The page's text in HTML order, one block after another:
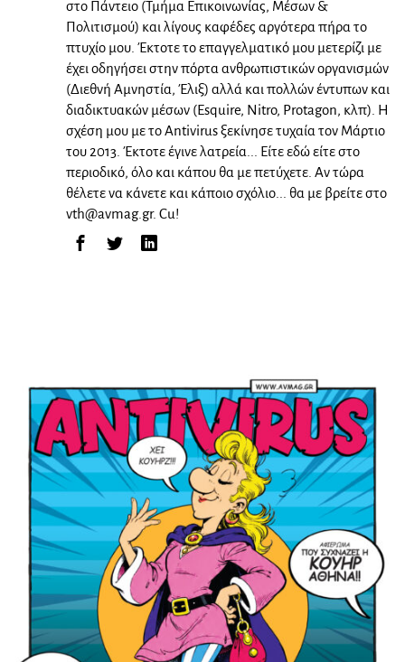
στο Πάντειο (Τμήμα Επικοινωνίας, Μέσων &
Πολιτισμού) και λίγους καφέδες αργότερα πήρα το
πτυχίο μου. Έκτοτε το επαγγελματικό μου μετερίζι με
έχει οδηγήσει στην πόρτα ανθρωπιστικών οργανισμών
(Διεθνή Αμνηστία, Έλιξ) αλλά και πολλών έντυπων και
διαδικτυακών μέσων (Esquire, Nitro, Protagon, κλπ). Η
σχέση μου με το Antivirus ξεκίνησε τυχαία τον Μάρτιο
του 2013. Έκτοτε έγινε λατρεία... Είτε εδώ είτε στο
περιοδικό, όλο και κάπου θα με πετύχετε. Αν τώρα
θέλετε να κάνετε και κάποιο σχόλιο... θα με βρείτε στο
vth@avmag.gr. Cu!